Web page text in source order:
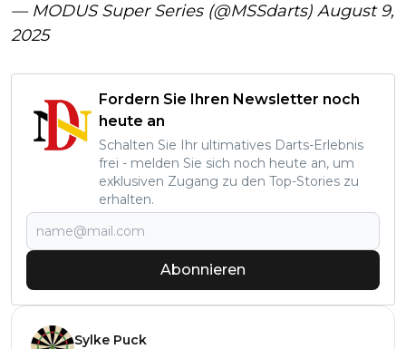
— MODUS Super Series (@MSSdarts) August 9,
2025
Fordern Sie Ihren Newsletter noch
heute an
Schalten Sie Ihr ultimatives Darts-Erlebnis
frei - melden Sie sich noch heute an, um
exklusiven Zugang zu den Top-Stories zu
erhalten.
Abonnieren
Sylke Puck